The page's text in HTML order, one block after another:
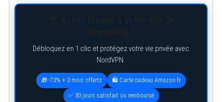
Débloquez en 1 clic et protégez votre vie privée avec
NordVPN.
🎁 -73% + 3 mois offerts 🛍️ Carte cadeau Amazon.fr
✅ 30 jours satisfait ou remboursé